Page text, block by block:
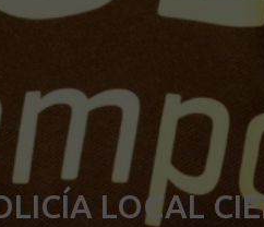
LOCAL